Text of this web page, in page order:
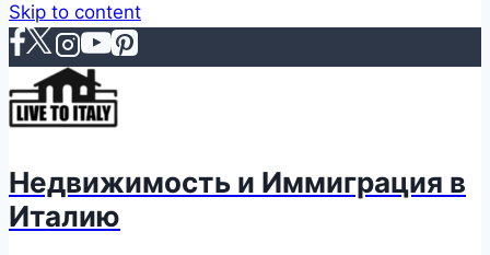
Skip to content
Недвижимость и Иммиграция в
Италию